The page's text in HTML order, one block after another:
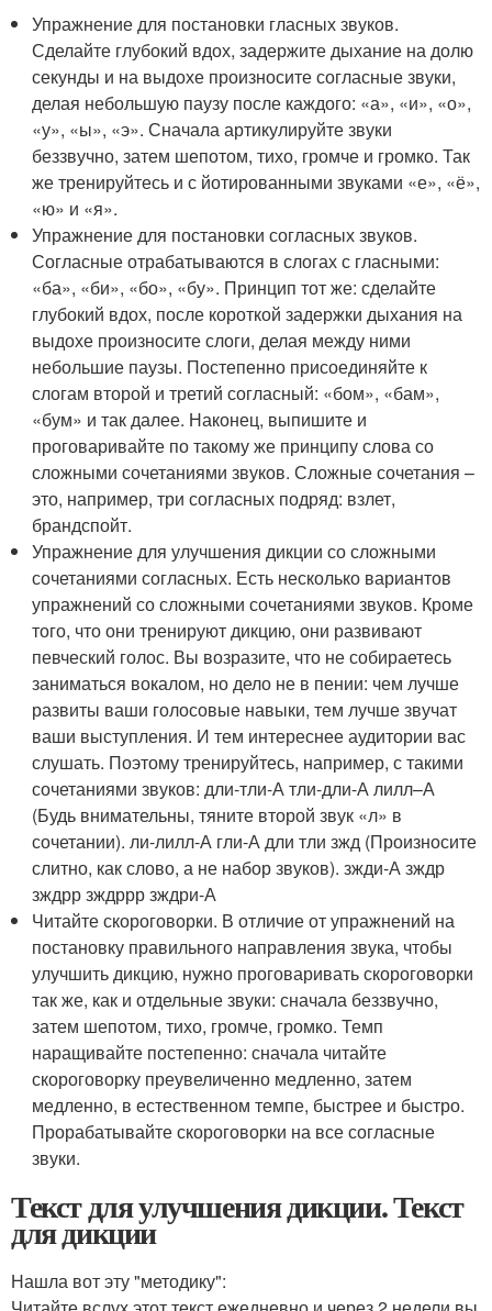
Упражнение для постановки гласных звуков.
Сделайте глубокий вдох, задержите дыхание на долю
секунды и на выдохе произносите согласные звуки,
делая небольшую паузу после каждого: «а», «и», «о»,
«у», «ы», «э». Сначала артикулируйте звуки
беззвучно, затем шепотом, тихо, громче и громко. Так
же тренируйтесь и с йотированными звуками «е», «ё»,
«ю» и «я».
Упражнение для постановки согласных звуков.
Согласные отрабатываются в слогах с гласными:
«ба», «би», «бо», «бу». Принцип тот же: сделайте
глубокий вдох, после короткой задержки дыхания на
выдохе произносите слоги, делая между ними
небольшие паузы. Постепенно присоединяйте к
слогам второй и третий согласный: «бом», «бам»,
«бум» и так далее. Наконец, выпишите и
проговаривайте по такому же принципу слова со
сложными сочетаниями звуков. Сложные сочетания –
это, например, три согласных подряд: взлет,
брандспойт.
Упражнение для улучшения дикции со сложными
сочетаниями согласных. Есть несколько вариантов
упражнений со сложными сочетаниями звуков. Кроме
того, что они тренируют дикцию, они развивают
певческий голос. Вы возразите, что не собираетесь
заниматься вокалом, но дело не в пении: чем лучше
развиты ваши голосовые навыки, тем лучше звучат
ваши выступления. И тем интереснее аудитории вас
слушать. Поэтому тренируйтесь, например, с такими
сочетаниями звуков: дли-тли-А тли-дли-А лилл–А
(Будь внимательны, тяните второй звук «л» в
сочетании). ли-лилл-А гли-А дли тли зжд (Произносите
слитно, как слово, а не набор звуков). зжди-А зждр
зждрр зждррр зждри-А
Читайте скороговорки. В отличие от упражнений на
постановку правильного направления звука, чтобы
улучшить дикцию, нужно проговаривать скороговорки
так же, как и отдельные звуки: сначала беззвучно,
затем шепотом, тихо, громче, громко. Темп
наращивайте постепенно: сначала читайте
скороговорку преувеличенно медленно, затем
медленно, в естественном темпе, быстрее и быстро.
Прорабатывайте скороговорки на все согласные
звуки.
Текст для улучшения дикции. Текст
для дикции
Нашла вот эту "методику":